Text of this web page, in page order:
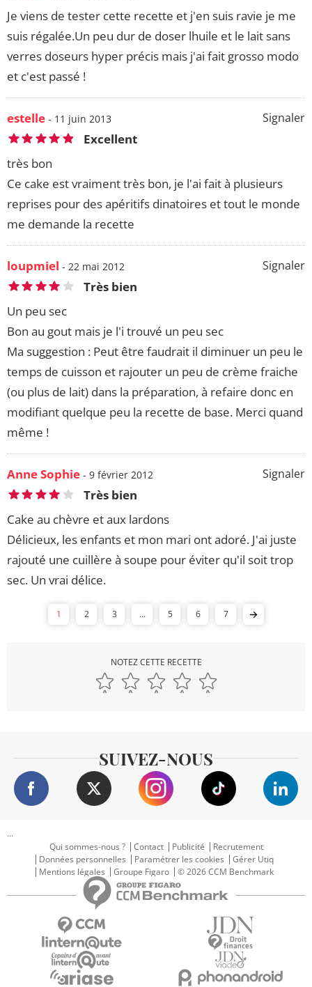
Je viens de tester cette recette et j'en suis ravie je me
suis régalée.Un peu dur de doser lhuile et le lait sans
verres doseurs hyper précis mais j'ai fait grosso modo
et c'est passé !
Signaler
estelle - 11 juin 2013
Excellent
très bon
Ce cake est vraiment très bon, je l'ai fait à plusieurs
reprises pour des apéritifs dinatoires et tout le monde
me demande la recette
Signaler
loupmiel - 22 mai 2012
Très bien
Un peu sec
Bon au gout mais je l'i trouvé un peu sec
Ma suggestion : Peut être faudrait il diminuer un peu le
temps de cuisson et rajouter un peu de crème fraiche
(ou plus de lait) dans la préparation, à refaire donc en
modifiant quelque peu la recette de base. Merci quand
même !
Signaler
Anne Sophie - 9 février 2012
Très bien
Cake au chèvre et aux lardons
Délicieux, les enfants et mon mari ont adoré. J'ai juste
rajouté une cuillère à soupe pour éviter qu'il soit trop
sec. Un vrai délice.
1 2 3 ... 5 6 7
NOTEZ CETTE RECETTE
SUIVEZ-NOUS
...
Qui sommes-nous ?
Contact Publicité
Recrutement
Données personnelles
Paramétrer les cookies
Gérer Utiq
Mentions légales
Groupe Figaro © 2026 CCM Benchmark